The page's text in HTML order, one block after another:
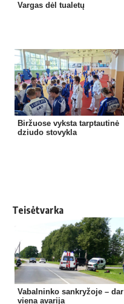
Vargas dėl tualetų
Biržuose vyksta tarptautinė
dziudo stovykla
Teisėtvarka
Vabalninko sankryžoje – dar
viena avarija